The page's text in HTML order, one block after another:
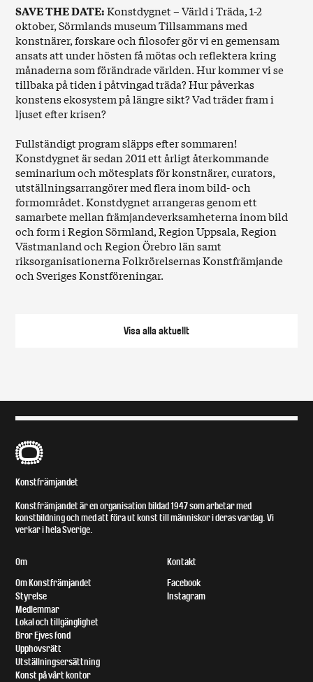
Visa allaaktuellt
SAVE THE DATE:Konstdygnet – Värld i Träda, 1-2
oktober, Sörmlands museum Tillsammans med
konstnärer, forskare och filosofer gör vi en gemensam
ansats att under hösten få mötas och reflektera kring
månaderna som förändrade världen. Hur kommer vi se
tillbaka på tiden i påtvingad träda? Hur påverkas
konstens ekosystem på längre sikt? Vad träder fram i
ljuset efter krisen?
Fullständigt program släpps efter sommaren!
Konstdygnet är sedan 2011 ett årligt återkommande
seminarium och mötesplats för konstnärer, curators,
utställningsarrangörer med flera inom bild- och
formområdet. Konstdygnet arrangeras genom ett
samarbete mellan främjandeverksamheterna inom bild
och form i Region Sörmland, Region Uppsala, Region
Västmanland och Region Örebro län samt
riksorganisationerna Folkrörelsernas Konstfrämjande
och Sveriges Konstföreningar.
B
Konstfrämjandet
Konstfrämjandet är en organisation bildad 1947 som arbetar med
konstbildning och med att föra ut konst till människor i deras vardag. Vi
verkar i hela Sverige.
Om
Om Konstfrämjandet
Styrelse
Medlemmar
Lokal och tillgänglighet
Bror Ejves fond
Upphovsrätt
Utställningsersättning
Konst på vårt kontor
Kontakt
Facebook
Instagram